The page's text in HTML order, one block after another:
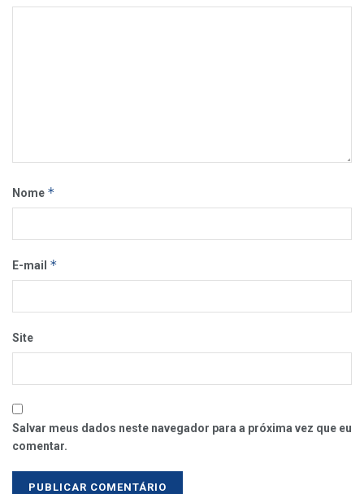
Nome *
E-mail *
Site
Salvar meus dados neste navegador para a próxima vez que eu
comentar.